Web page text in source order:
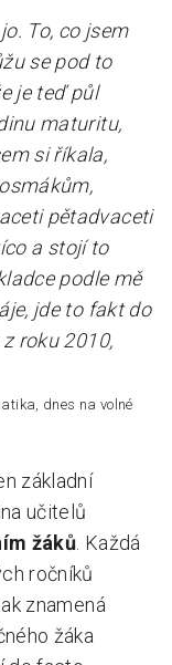
To, co jsem
se pod to
je teď půl
maturitu,
si říkala,
pětadvaceti
a stojí to
podle mě
jde to fakt do
roku 2010,
dnes na volné
základní
učitelů
žáků. Každá
ročníků
znamená
žáka